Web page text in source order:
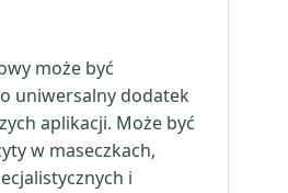
może być
uniwersalny dodatek
aplikacji. Może być
w maseczkach,
i